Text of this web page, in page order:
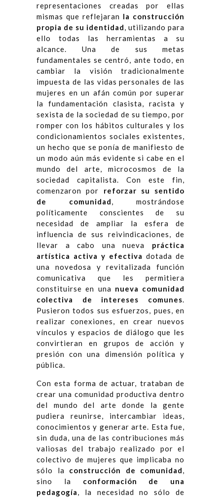
representaciones creadas por ellas
mismas que reflejaran la construcción
propia de su identidad, utilizando para
ello todas las herramientas a su
alcance. Una de sus metas
fundamentales se centró, ante todo, en
cambiar la visión tradicionalmente
impuesta de las vidas personales de las
mujeres en un afán común por superar
la fundamentación clasista, racista y
sexista de la sociedad de su tiempo, por
romper con los hábitos culturales y los
condicionamientos sociales existentes,
un hecho que se ponía de manifiesto de
un modo aún más evidente si cabe en el
mundo del arte, microcosmos de la
sociedad capitalista. Con este fin,
comenzaron por reforzar su sentido
de comunidad, mostrándose
políticamente conscientes de su
necesidad de ampliar la esfera de
influencia de sus reivindicaciones, de
llevar a cabo una nueva práctica
artística activa y efectiva dotada de
una novedosa y revitalizada función
comunicativa que les permitiera
constituirse en una nueva comunidad
colectiva de intereses comunes.
Pusieron todos sus esfuerzos, pues, en
realizar conexiones, en crear nuevos
vínculos y espacios de diálogo que les
convirtieran en grupos de acción y
presión con una dimensión política y
pública.
Con esta forma de actuar, trataban de
crear una comunidad productiva dentro
del mundo del arte donde la gente
pudiera reunirse, intercambiar ideas,
conocimientos y generar arte. Esta fue,
sin duda, una de las contribuciones más
valiosas del trabajo realizado por el
colectivo de mujeres que implicaba no
sólo la construcción de comunidad,
sino la conformación de una
pedagogía, la necesidad no sólo de